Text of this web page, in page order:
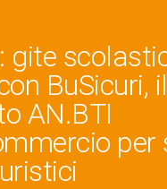
gite
BuSicuri, il
AN.BTI
per